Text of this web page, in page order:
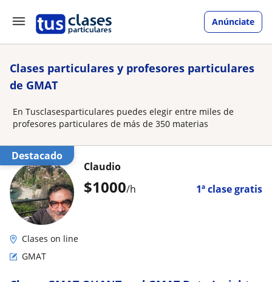
Anúnciate
Clases particulares y profesores particulares
de GMAT
En Tusclasesparticulares puedes elegir entre miles de
profesores particulares de más de 350 materias
Destacado
$1000/h 1ª clase gratis
Claudio
Clases on line
GMAT